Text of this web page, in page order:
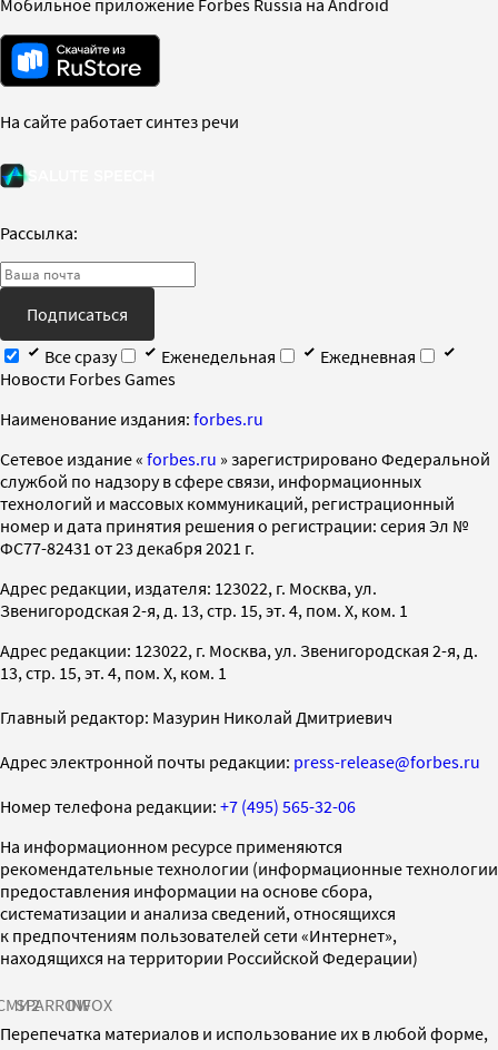
На сайте работает синтез речи
Рассылка:
Подписаться
Все сразу
Еженедельная
Ежедневная
Новости Forbes Games
Наименование издания: forbes.ru
Cетевое издание « forbes.ru » зарегистрировано Федеральной
службой по надзору в сфере связи, информационных
технологий и массовых коммуникаций, регистрационный
номер и дата принятия решения о регистрации: серия Эл №
ФС77-82431 от 23 декабря 2021 г.
Адрес редакции, издателя: 123022, г. Москва, ул.
Звенигородская 2-я, д. 13, стр. 15, эт. 4, пом. X, ком. 1
Адрес редакции: 123022, г. Москва, ул. Звенигородская 2-я, д.
13, стр. 15, эт. 4, пом. X, ком. 1
Главный редактор: Мазурин Николай Дмитриевич
Адрес электронной почты редакции: press-release@forbes.ru
Номер телефона редакции: +7 (495) 565-32-06
На информационном ресурсе применяются
рекомендательные технологии (информационные технологии
предоставления информации на основе сбора,
систематизации и анализа сведений, относящихся
к предпочтениям пользователей сети «Интернет»,
находящихся на территории Российской Федерации)
SPARROWINFOX
Перепечатка материалов и использование их в любой форме,